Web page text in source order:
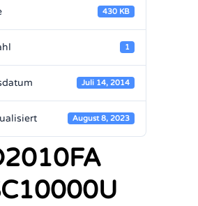
430 KB
1
Juli 14, 2014
August 8, 2023